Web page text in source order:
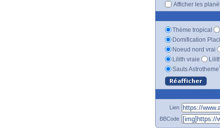
Afficher les
Thème tropical
Domification
Noeud nord vrai
Lilith vraie
Sauts Astrotheme
Lien
BBCode